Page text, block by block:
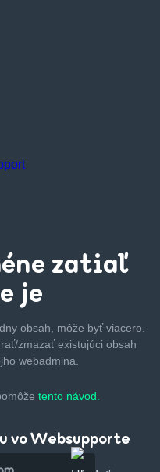
zatiaľ
je
obsah, môže byťviacero.
zmazaťexistujúci obsah
webadmina.
tento návod.
vo Websupporte